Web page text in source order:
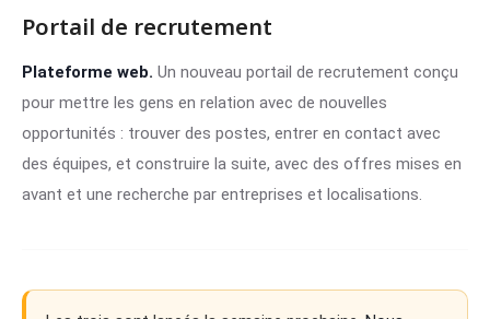
Portail de recrutement
Plateforme web. Un nouveau portail de recrutement conçu
pour mettre les gens en relation avec de nouvelles
opportunités : trouver des postes, entrer en contact avec
des équipes, et construire la suite, avec des offres mises en
avant et une recherche par entreprises et localisations.